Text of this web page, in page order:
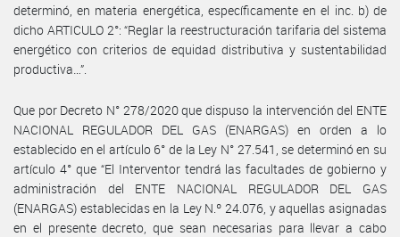
determinó, en materia energética, específicamente en el inc. b) de
dicho ARTICULO 2°: “Reglar la reestructuración tarifaria del sistema
energético con criterios de equidad distributiva y sustentabilidad
productiva…”.
Que por Decreto N° 278/2020 que dispuso la intervención del ENTE
NACIONAL REGULADOR DEL GAS (ENARGAS) en orden a lo
establecido en el artículo 6° de la Ley N° 27.541, se determinó en su
artículo 4° que “El Interventor tendrá las facultades de gobierno y
administración del ENTE NACIONAL REGULADOR DEL GAS
(ENARGAS) establecidas en la Ley N.º 24.076, y aquellas asignadas
en el presente decreto, que sean necesarias para llevar a cabo